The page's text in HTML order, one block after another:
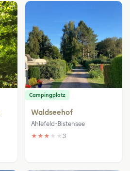
Campingplatz
Waldseehof
Ahlefeld-Bistensee
★ ★ ★ ★ ★ 3